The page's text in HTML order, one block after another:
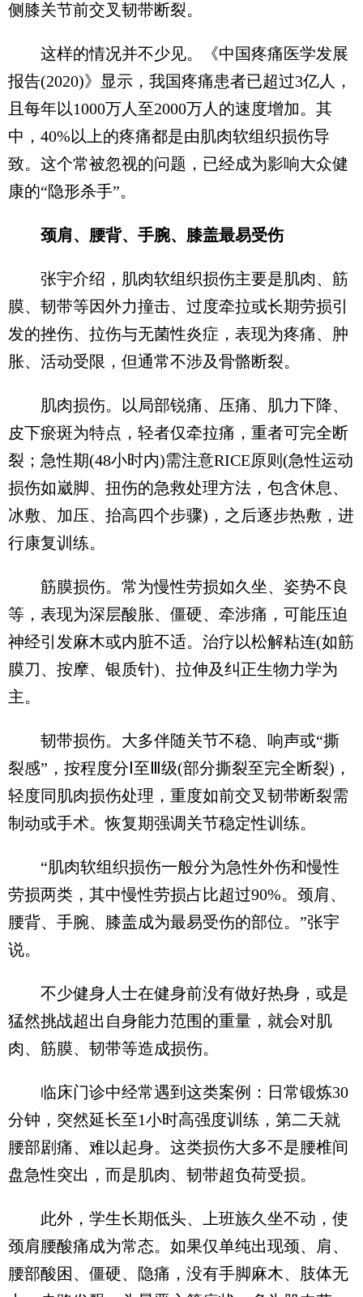
侧膝关节前交叉韧带断裂。
这样的情况并不少见。《中国疼痛医学发展
报告(2020)》显示，我国疼痛患者已超过3亿人，
且每年以1000万人至2000万人的速度增加。其
中，40%以上的疼痛都是由肌肉软组织损伤导
致。这个常被忽视的问题，已经成为影响大众健
康的“隐形杀手”。
颈肩、腰背、手腕、膝盖最易受伤
张宇介绍，肌肉软组织损伤主要是肌肉、筋
膜、韧带等因外力撞击、过度牵拉或长期劳损引
发的挫伤、拉伤与无菌性炎症，表现为疼痛、肿
胀、活动受限，但通常不涉及骨骼断裂。
肌肉损伤。以局部锐痛、压痛、肌力下降、
皮下瘀斑为特点，轻者仅牵拉痛，重者可完全断
裂；急性期(48小时内)需注意RICE原则‌(急性运动
损伤如崴脚、扭伤的急救处理方法，包含休息、
冰敷、加压、抬高四个步骤)，之后逐步热敷，进
行康复训练。
筋膜损伤‌。常为慢性劳损如久坐、姿势不良
等，表现为深层酸胀、僵硬、牵涉痛，可能压迫
神经引发麻木或内脏不适。治疗以松解粘连(‌如筋
膜刀、按摩、银质针)、拉伸及纠正生物力学为
主。
韧带损伤‌。大多伴随关节不稳、响声或“撕
裂感”，按程度分Ⅰ至Ⅲ级(部分撕裂至完全断裂)，
轻度同肌肉损伤处理，重度如前交叉韧带断裂需
制动或手术。恢复期强调关节稳定性训练‌。‌‌
“肌肉软组织损伤一般分为急性外伤和慢性
劳损两类，其中慢性劳损占比超过90%。颈肩、
腰背、手腕、膝盖成为最易受伤的部位。”张宇
说。
不少健身人士在健身前没有做好热身，或是
猛然挑战超出自身能力范围的重量，就会对肌
肉、筋膜、韧带等造成损伤。
临床门诊中经常遇到这类案例：日常锻炼30
分钟，突然延长至1小时高强度训练，第二天就
腰部剧痛、难以起身。这类损伤大多不是腰椎间
盘急性突出，而是肌肉、韧带超负荷受损。
此外，学生长期低头、上班族久坐不动，使
颈肩腰酸痛成为常态。如果仅单纯出现颈、肩、
腰部酸困、僵硬、隐痛，没有手脚麻木、肢体无